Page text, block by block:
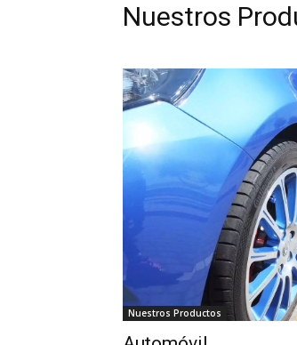
Nuestros
Nuestros Productos